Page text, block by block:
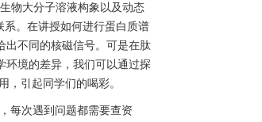
物大分子溶液构象以及动态
。在讲授如何进行蛋白质谱
出不同的核磁信号。可是在肽
环境的差异，我们可以通过探
引起同学们的喝彩。
每次遇到问题都需要查资